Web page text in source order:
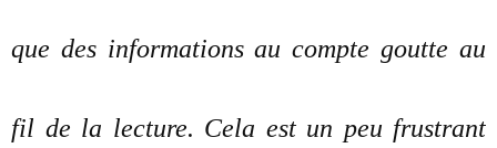
que des informations au compte goutte au
fil de la lecture. Cela est un peu frustrant